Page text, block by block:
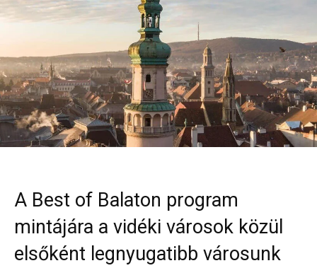
A Best of Balaton program
mintájára a vidéki városok közül
elsőként legnyugatibb városunk